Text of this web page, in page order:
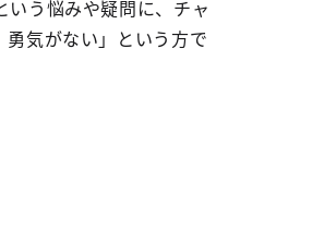
う悩みや疑問に、チャ
気がない」という方で